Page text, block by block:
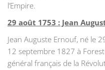
l’Empire.
29 août 1753 : Jean
Jean Auguste Ernouf, né le
12 septembre 1827 à
général français de la